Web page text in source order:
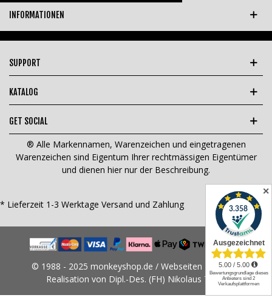
✕
INFORMATIONEN
SUPPORT
KATALOG
GET SOCIAL
® Alle Markennamen, Warenzeichen und eingetragenen
Warenzeichen sind Eigentum Ihrer rechtmässigen Eigentümer
und dienen hier nur der Beschreibung.
* Lieferzeit 1-3 Werktage Versand und Zahlung
© 1988 - 2025 monkeyshop.de / Webseiten Design &
Realisation von Dipl.-Des. (FH) Nikolaus Tams